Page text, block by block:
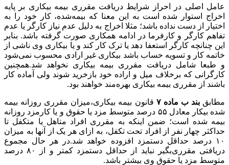
عامل اصلی در احراز شرایط دریافت مقرری بیمه بیکاری بر پایه
اخراج استوار شده است به این معنا که بیمه‌شده، کار خود را به
اختیار از دست نداده باشد؛ مثلا اخراج به دلیل عدم نیاز کارگر یا عدم
تفاهم کارگر و کارفرما در ادامه همکاری صورت گرفته باشد. بنابر
این چنانچه کارگر استعفا دهد یا ترک کار کند و یا بیکاری وی ناشی از
خاتمه کار و تسویه حساب باشد بیکاری غیر ارادی محسوب نمی‌شود
و طبعا شامل دریافت مقرری بیمه بیکاری نخواهد شد.همچنین
کارگرانی که برخلاف میل و اراده خود بازخرید شوند ولی آماده کار
باشند از مقرری بیمه بیکاری بهره‌مند خواهند بود.
مطابق بند ب ماده ۷
قانون بیمه بیکاری،میزان مقرری روزانه بیمه
شده بیکار معادل ۵۵ درصد متوسط مزد یا حقوق و یا کارمزد روزانه
بیمه شده است؛ ضمن اینکه به مقرری افراد متاهل یا متکفل تا
حداکثر چهار نفر از افراد تحت تکفل، به ازای هر یک از آنها به میزان
۱۰ درصد حداقل دستمزد افزوده خواهد شد.در هر حال مجموع
دریافتی مقرری‌بگیر نباید از حداقل دستمزد کمتر و از ۸۰ درصد
متوسط مزد یا حقوق وی بیشتر باشد.